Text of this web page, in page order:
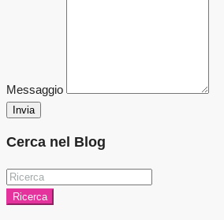
Messaggio
Invia
Cerca nel Blog
Ricerca